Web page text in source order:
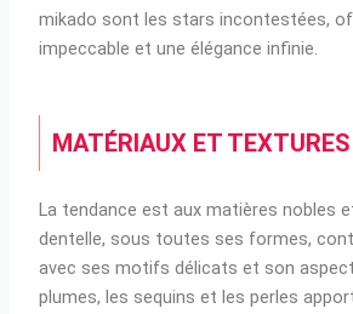
mikado sont les stars incontestées,
impeccable et une élégance infinie.
MATÉRIAUX ET
La tendance est aux matières nobles
dentelle, sous toutes ses formes,
avec ses motifs délicats et son
plumes, les sequins et les perles